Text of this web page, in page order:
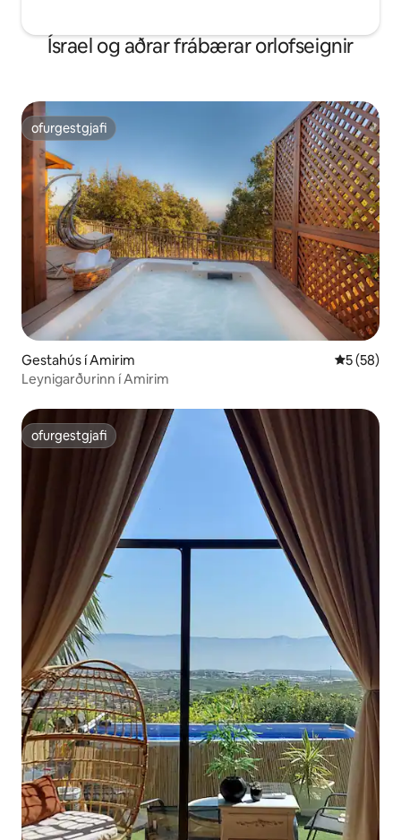
Ísrael og aðrar frábærar orlofseignir
ofurgestgjafi
ofurgestgjafi
Gestahús í Amirim 5 af 5 í
5 (58)
Leynigarðurinn í Amirim
ofurgestgjafi
ofurgestgjafi